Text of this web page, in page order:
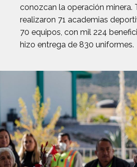
conozcan la operación minera.
realizaron 71 academias
70 equipos, con mil 224
hizo entrega de 830 uniformes.